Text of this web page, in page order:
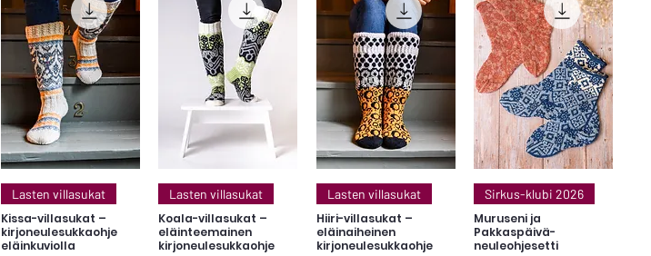
Pikakatselu
Lasten villasukat
Kissa-villasukat –
kirjoneulesukkaohje
eläinkuviolla
Pikakatselu
Lasten villasukat
Koala-villasukat –
eläinteemainen
kirjoneulesukkaohje
Pikakatselu
Lasten villasukat
Hiiri-villasukat –
eläinaiheinen
kirjoneulesukkaohje
Pikakatselu
Sirkus-klubi 2026
Muruseni ja
Pakkaspäivä-
neuleohjesetti